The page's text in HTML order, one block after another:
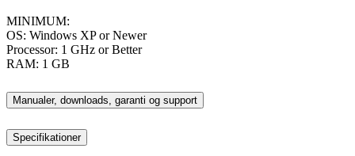
MINIMUM:
OS: Windows XP or Newer
Processor: 1 GHz or Better
RAM: 1 GB
Manualer, downloads, garanti og support
Specifikationer